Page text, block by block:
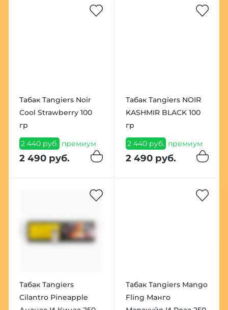
Табак Tangiers Noir
Cool Strawberry 100
гр
2 440 руб. премиум
2 490 руб.
Табак Tangiers NOIR
KASHMIR BLACK 100
гр
2 440 руб. премиум
2 490 руб.
Табак Tangiers
Cilantro Pineapple
Табак Tangiers Mango
Fling Манго